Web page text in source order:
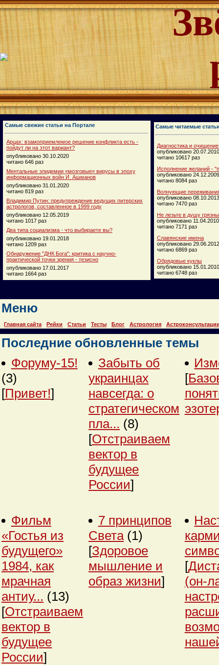
Самые свежие статьи на Портале
Арцах: взамоприемлемое решение конфликта есть -
пойдут ли на этот вариант?
опубликовано 30.10.2020
читано 646 раз
Ментальные эпидемии «мозговые» вирусы в эпоху
информационных войн И. Ашманов
опубликовано 31.01.2020
читано 819 раз
Владимир Путин: предупреждение ведущих питерских
астрологов, составленное в 1999 году
опубликовано 12.05.2019
читано 1017 раз
Два типа социализма - что выбираете вы?
опубликовано 19.01.2018
читано 1209 раз
Обнаружение "ДНК Бога": критика с научно-
практической точки зрения - тезисно
опубликовано 17.01.2017
читано 1664 раз
Самые читаемые
Диагностика и
опубликовано 20.07.2010
читано 10617 раз
Исполнение желаний -
опубликовано 24.12.2009
читано 8084 раз
Волнующие
опубликовано 08.10.2013
читано 7470 раз
Не лезьте в душу
опубликовано 11.04.2010
читано 7171 раз
Славянские имена
опубликовано 29.06.2012
читано 6869 раз
Обрядовые куклы
опубликовано 15.01.2010
читано 6748 раз
Меню
Главная сайта Рейки Статьи Тесты Блог Астрология
Последние обновленные темы
Форуму-15!
(3)
[Привет!]
Забыть об
украинцах
навсегда: о
стратегическом
пла... (8)
[Отстраиваем
вектор в
будущее
России]
[
Фильм
«Гостья из
будущего»
1984, как
мрачная
антиу... (13)
[Отстраиваем
вектор в
будущее
России]
7 принципов
Света (1)
[Здоровое
мышление и
образ жизни]
[
(он-